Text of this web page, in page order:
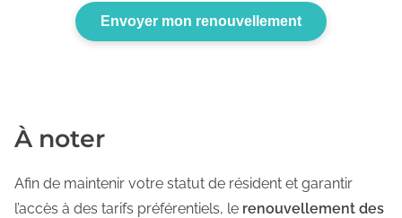
À noter
Afin de maintenir votre statut de résident et garantir
l’accès à des tarifs préférentiels, le renouvellement des